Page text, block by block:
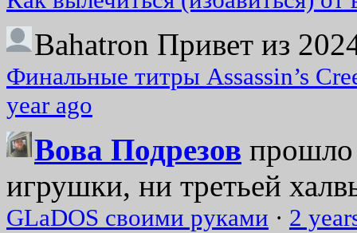
Bahatron Привет из
Финальные титры Assassin’s
year ago
Вова Подрезов прошло
игрушки, ни третьей
GLaDOS своими руками · 2